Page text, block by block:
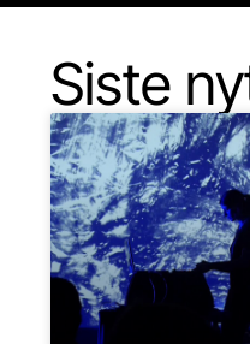
Siste